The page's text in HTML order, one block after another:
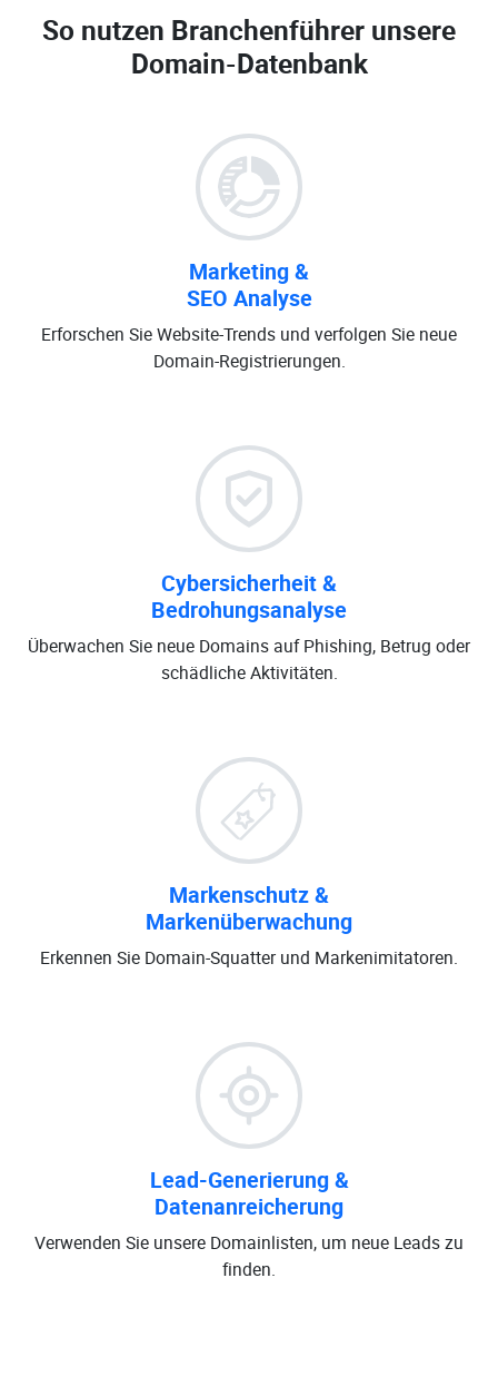
So nutzen Branchenführer unsere
Domain-Datenbank
Marketing &
SEO Analyse
Erforschen Sie Website-Trends und verfolgen Sie neue
Domain-Registrierungen.
Cybersicherheit &
Bedrohungsanalyse
Überwachen Sie neue Domains auf Phishing, Betrug oder
schädliche Aktivitäten.
Markenschutz &
Markenüberwachung
Erkennen Sie Domain-Squatter und Markenimitatoren.
Lead-Generierung &
Datenanreicherung
Verwenden Sie unsere Domainlisten, um neue Leads zu
finden.